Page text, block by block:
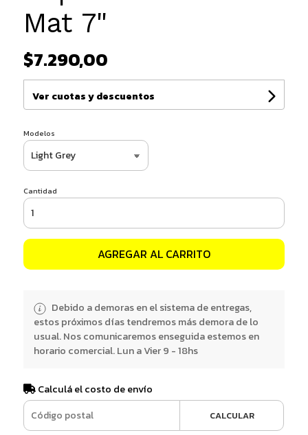
Mat 7"
$7.290,00
Ver cuotas y descuentos
Modelos
Cantidad
AGREGAR AL CARRITO
Debido a demoras en el sistema de entregas,
estos próximos días tendremos más demora de lo
usual. Nos comunicaremos enseguida estemos en
horario comercial. Lun a Vier 9 - 18hs
Calculá el costo de envío
CALCULAR